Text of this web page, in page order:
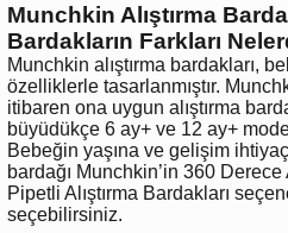
Munchkin Alıştırma
Bardakların Farkları
Munchkin alıştırma bardakları,
özelliklerle tasarlanmıştır.
itibaren ona uygun alıştırma
büyüdükçe 6 ay+ ve 12 ay+
Bebeğin yaşına ve gelişim
bardağı Munchkin’in 360 Derece
Pipetli Alıştırma Bardakları
seçebilirsiniz.